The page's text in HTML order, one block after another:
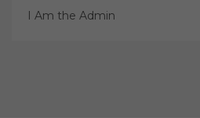
I Am the Admin